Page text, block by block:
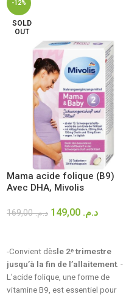
-12%
SOLD
OUT
Mama acide folique (B9)
Avec DHA, Mivolis
د.م.169,00 د.م.
-Convient dèsle 2ᵉ trimestre
jusqu’à la fin de l’allaitement. -
L'acide folique, une forme de
vitamine B9, est essentiel pour